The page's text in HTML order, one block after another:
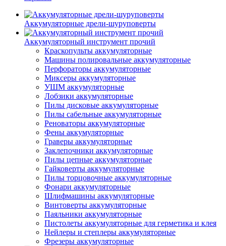
Аккумуляторные дрели-шуруповерты
Аккумуляторный инструмент прочий
Краскопульты аккумуляторные
Машины полировальные аккумуляторные
Перфораторы аккумуляторные
Миксеры аккумуляторные
УШМ аккумуляторные
Лобзики аккумуляторные
Пилы дисковые аккумуляторные
Пилы сабельные аккумуляторные
Реноваторы аккумуляторные
Фены аккумуляторные
Граверы аккумуляторные
Заклепочники аккумуляторные
Пилы цепные аккумуляторные
Гайковерты аккумуляторные
Пилы торцовочные аккумуляторные
Фонари аккумуляторные
Шлифмашины аккумуляторные
Винтоверты аккумуляторные
Паяльники аккумуляторные
Пистолеты аккумуляторные для герметика и клея
Нейлеры и степлеры аккумуляторные
Фрезеры аккумуляторные